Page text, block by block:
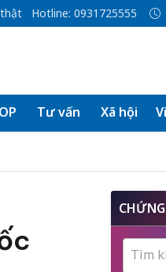
Hotline: 0931725555
Tư vấn Xã hội
Tìm